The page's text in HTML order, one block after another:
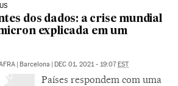
dos dados: a crise mundial
explicada em um
| Barcelona | DEC 01, 2021 - 19:07EST
Países respondem com uma